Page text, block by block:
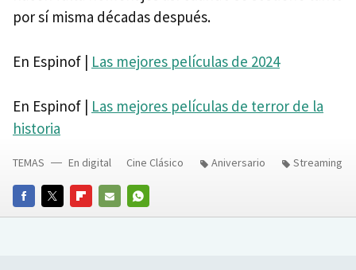
por sí misma décadas después.
En Espinof | Las mejores películas de 2024
En Espinof | Las mejores películas de terror de la
historia
FACEBOOKTWITTERFLIPBOARD
E-
WHATSAPP
TEMAS En digital Cine Clásico Aniversario Streaming